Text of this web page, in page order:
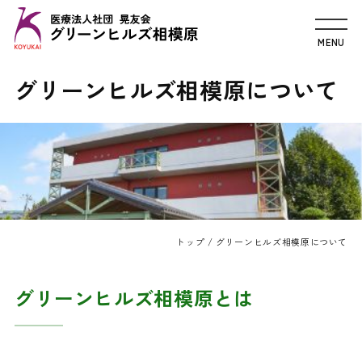
グリーンヒルズ相模原について
トップ / グリーンヒルズ相模原について
グリーンヒルズ相模原とは